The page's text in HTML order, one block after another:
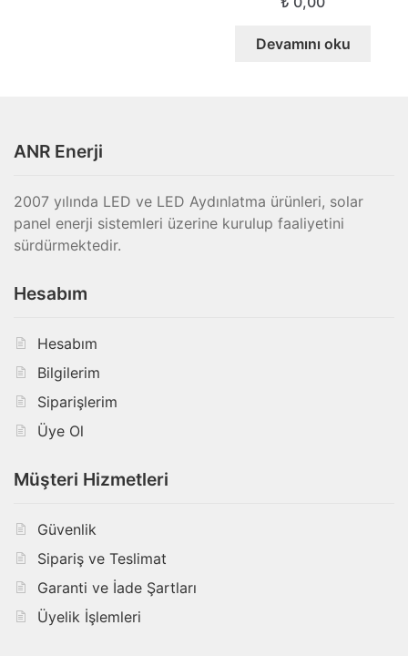
Devamını oku
ANR Enerji
2007 yılında LED ve LED Aydınlatma ürünleri, solar
panel enerji sistemleri üzerine kurulup faaliyetini
sürdürmektedir.
Hesabım
Hesabım
Bilgilerim
Siparişlerim
Üye Ol
Müşteri Hizmetleri
Güvenlik
Sipariş ve Teslimat
Garanti ve İade Şartları
Üyelik İşlemleri